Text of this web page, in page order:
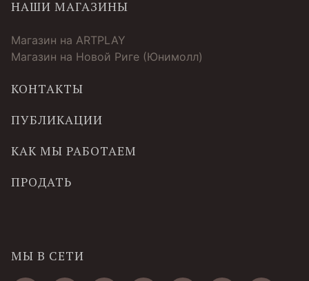
НАШИ МАГАЗИНЫ
Магазин на ARTPLAY
Магазин на Новой Риге (Юнимолл)
КОНТАКТЫ
ПУБЛИКАЦИИ
КАК МЫ РАБОТАЕМ
ПРОДАТЬ
МЫ В СЕТИ